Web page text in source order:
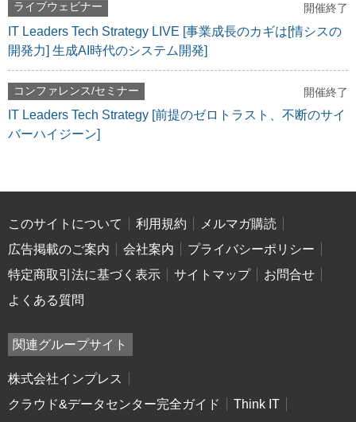
ライブウェビナー 開催終了
IT Leaders Tech Strategy LIVE [事業成長のカギは[情シスの
開発力] 生成AI時代のシステム開発]
コンファレンス/セミナー 開催終了
IT Leaders Tech Strategy [前提のゼロトラスト、不断のサイ
バーハイジーン]
このサイトについて 利用規約
メルマガ購読
広告掲載のご案内
会社案内
プライバシーポリシー
特定商取引法に基づく表示
サイトマップ
お問合せ
よくある質問
関連グループサイト
株式会社インプレス
クラウド&データセンター完全ガイド
Think IT